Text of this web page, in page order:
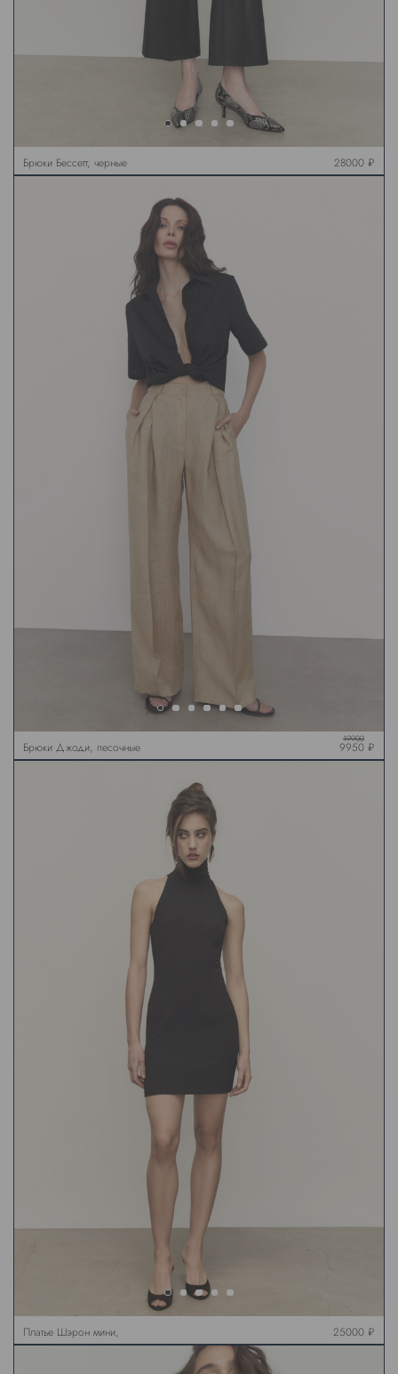
Брюки Бессетт, черные 28000 ₽
Брюки Джоди, песочные
19900
9950 ₽
Платье Шэрон мини,
черное
25000 ₽